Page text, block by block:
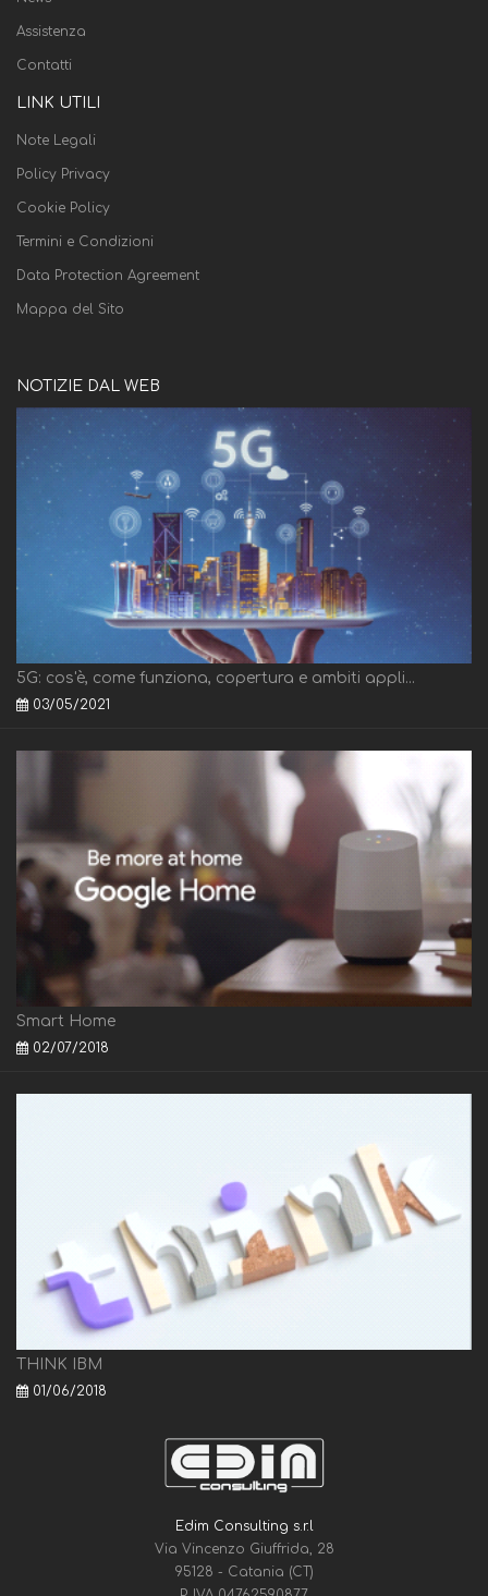
Assistenza
Contatti
LINK UTILI
Note Legali
Policy Privacy
Cookie Policy
Termini e Condizioni
Data Protection Agreement
Mappa del Sito
NOTIZIE DAL WEB
5G: cos'è, come funziona, copertura e ambiti appli...
03/05/2021
Smart Home
02/07/2018
THINK IBM
01/06/2018
Edim Consulting s.r.l
Via Vincenzo Giuffrida, 28
95128 - Catania (CT)